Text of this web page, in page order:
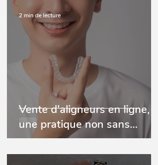
Vente d'aligneurs en ligne,
une pratique non sans
dangers
2 min de lecture